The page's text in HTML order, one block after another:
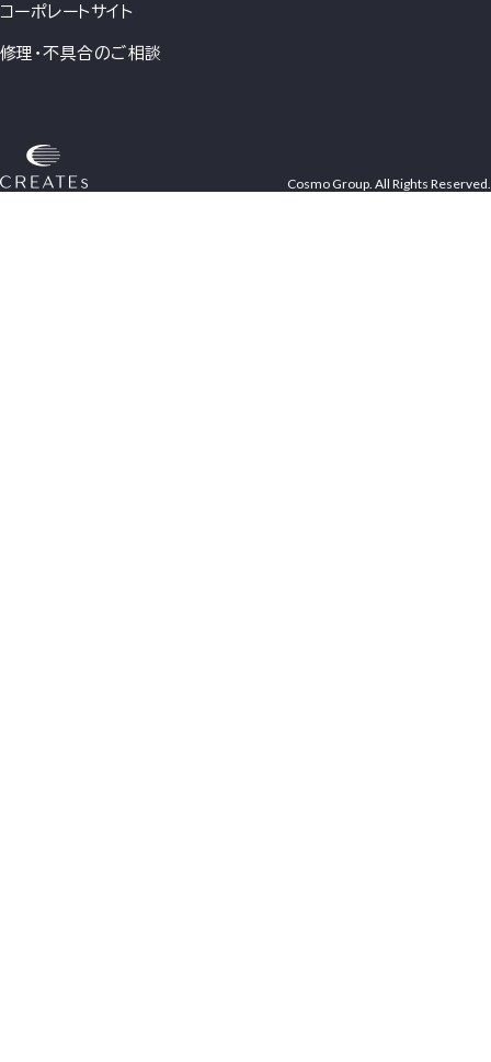
コーポレートサイト
修理・不具合のご相談
Cosmo Group. All Rights Reserved.